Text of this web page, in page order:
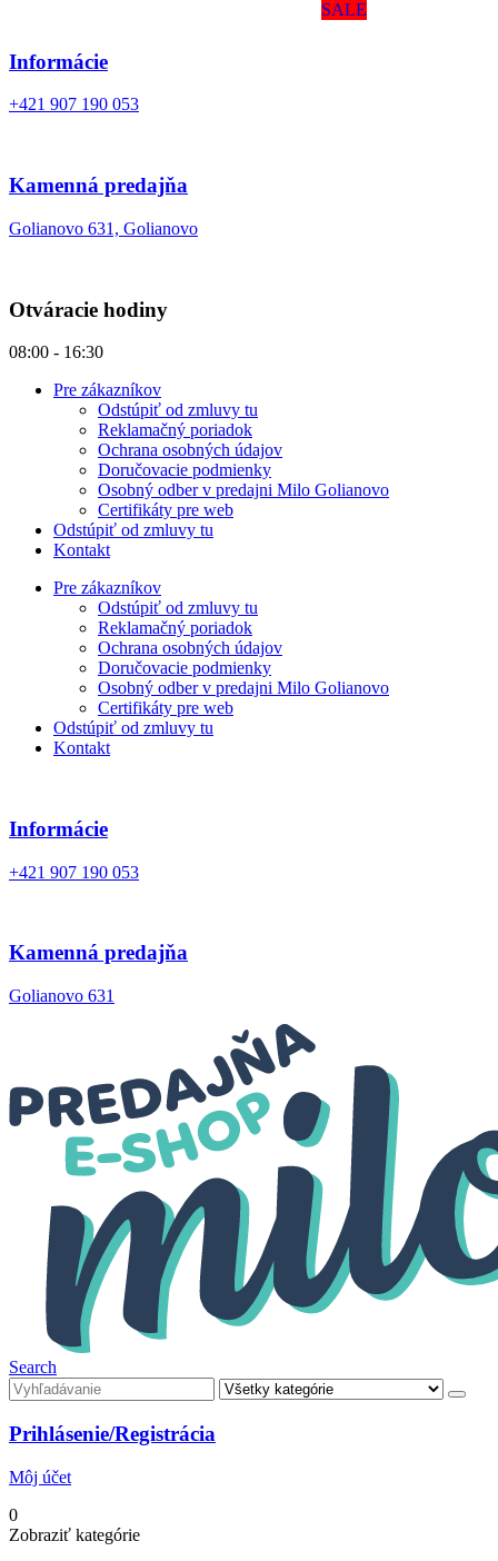
Informácie
+421 907 190 053
Kamenná predajňa
Golianovo 631, Golianovo
Otváracie hodiny
08:00 - 16:30
Pre zákazníkov
Odstúpiť od zmluvy tu
Reklamačný poriadok
Ochrana osobných údajov
Doručovacie podmienky
Osobný odber v predajni Milo Golianovo
Certifikáty pre web
Odstúpiť od zmluvy tu
Kontakt
Pre zákazníkov
Odstúpiť od zmluvy tu
Reklamačný poriadok
Ochrana osobných údajov
Doručovacie podmienky
Osobný odber v predajni Milo Golianovo
Certifikáty pre web
Odstúpiť od zmluvy tu
Kontakt
Informácie
+421 907 190 053
Kamenná predajňa
Golianovo 631
Search
Prihlásenie/Registrácia
Môj účet
0
Zobraziť kategórie
SALE